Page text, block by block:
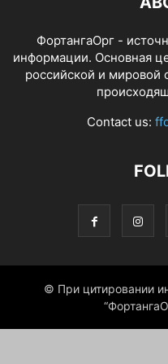
ФортангаОрг -
информации. Основная
российской и мировой
Contact us:
© При цитировании